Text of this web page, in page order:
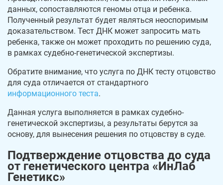
данных, сопоставляются геномы отца и ребенка.
Полученный результат будет являться неоспоримым
доказательством. Тест ДНК может запросить мать
ребенка, также он может проходить по решению суда,
в рамках судебно-генетической экспертизы.
Обратите внимание, что услуга по ДНК тесту отцовство
для суда отличается от стандартного
информационного теста.
Данная услуга выполняется в рамках судебно-
генетической экспертизы, а результаты берутся за
основу, для вынесения решения по отцовству в суде.
Подтверждение отцовства до суда
от генетического центра «ИнЛаб
Генетикс»